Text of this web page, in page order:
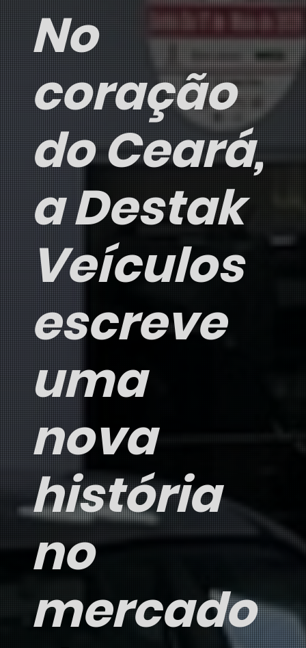
No
coração
do Ceará,
a Destak
Veículos
escreve
uma
nova
história
no
mercado